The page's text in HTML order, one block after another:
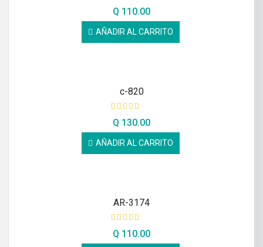
Q 110.00
AÑADIR AL CARRITO
c-820
Q 130.00
AÑADIR AL CARRITO
AR-3174
Q 110.00